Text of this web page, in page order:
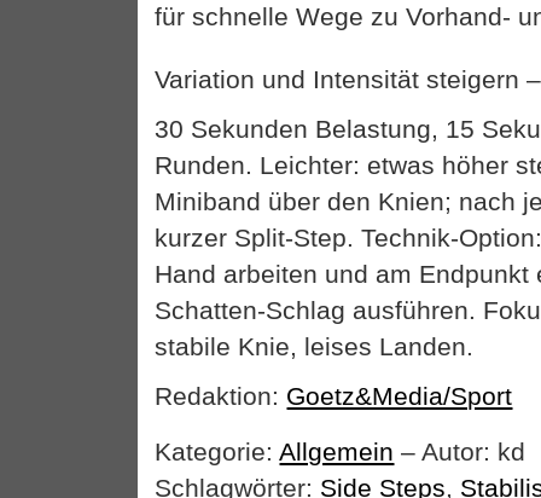
für schnelle Wege zu Vorhand-
Variation und Intensität steigern
30 Sekunden Belastung, 15
Runden. Leichter: etwas höher
Miniband über den Knien; nach
kurzer Split-Step. Technik-
Hand arbeiten und am Endpunkt
Schatten-Schlag ausführen.
stabile Knie, leises Landen.
Redaktion: Goetz&Media/Sport
Kategorie:Allgemein – Autor: kd
Schlagwörter: Side Steps,